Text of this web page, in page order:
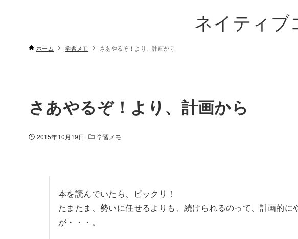
ネイティブ
ホーム 学習メモ さあやるぞ！より、計画から
さあやるぞ！より、計画から
2015年10月19日 学習メモ
本を読んでいたら、ビックリ！
たまたま、勢いに任せるよりも、続けられるのって、計画的
が・・・。